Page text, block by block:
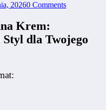
20260 Comments
Krem:
Styl dla Twojego